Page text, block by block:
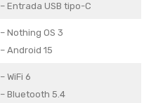
– Entrada USB tipo-C
– Nothing OS 3
– Android 15
– WiFi 6
– Bluetooth 5.4